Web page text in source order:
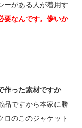
ーがある人が着用す
要なんです。儚いか
作った素材ですか
品ですから本家に勝
ロのこのジャケット